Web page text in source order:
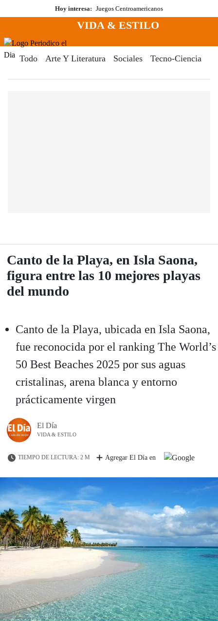
al
Hoy interesa: Juegos Centroamericanos
Menú
VIDA & ESTILO
Todo Arte Y Literatura Sociales Tecno-Ciencia
Canto de la Playa, en Isla Saona,
figura entre las 10 mejores playas
del mundo
Canto de la Playa, ubicada en Isla Saona,
fue reconocida por el ranking The World’s
50 Best Beaches 2025 por sus aguas
cristalinas, arena blanca y entorno
prácticamente virgen
El Día
VIDA & ESTILO
TIEMPO DE LECTURA: 2 M Agregar El Día en